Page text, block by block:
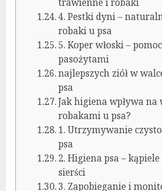
trawienne i robaki
4. Pestki dyni –
robaki u psa
5. Koper włoski –
pasożytami
najlepszych ziół w
psa
Jak higiena wpływa na
robakami u psa?
1. Utrzymywanie
psa
2. Higiena psa –
sierści
3. Zapobieganie i